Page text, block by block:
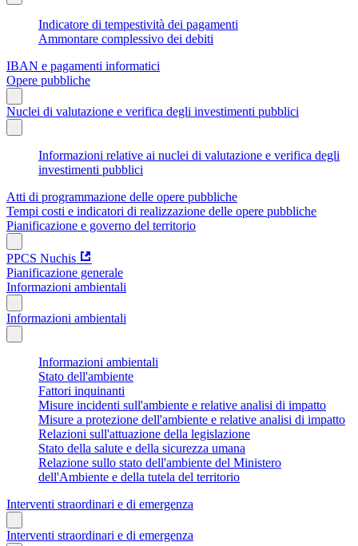
Indicatore di tempestività dei pagamenti
Ammontare complessivo dei debiti
IBAN e pagamenti informatici
Opere pubbliche
Nuclei di valutazione e verifica degli investimenti pubblici
Informazioni relative ai nuclei di valutazione e verifica degli
investimenti pubblici
Atti di programmazione delle opere pubbliche
Tempi costi e indicatori di realizzazione delle opere pubbliche
Pianificazione e governo del territorio
PPCS Nuchis
Pianificazione generale
Informazioni ambientali
Informazioni ambientali
Informazioni ambientali
Stato dell'ambiente
Fattori inquinanti
Misure incidenti sull'ambiente e relative analisi di impatto
Misure a protezione dell'ambiente e relative analisi di impatto
Relazioni sull'attuazione della legislazione
Stato della salute e della sicurezza umana
Relazione sullo stato dell'ambiente del Ministero
dell'Ambiente e della tutela del territorio
Interventi straordinari e di emergenza
Interventi straordinari e di emergenza